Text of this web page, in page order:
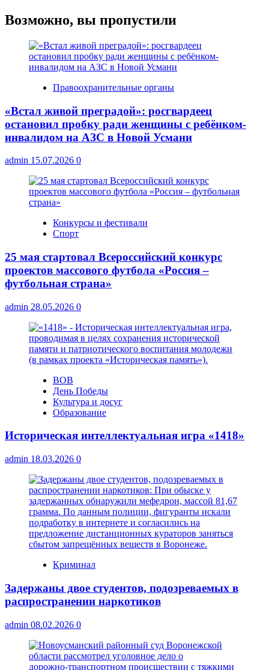
Возможно, вы пропустили
Правоохранительные органы
«Встал живой преградой»: росгвардеец
остановил пробку ради женщины с ребёнком-
инвалидом на АЗС в Новой Усмани
admin 15.07.2026 0
Конкурсы и фестивали
Спорт
25 мая стартовал Всероссийский конкурс
проектов массового футбола «Россия –
футбольная страна»
admin 28.05.2026 0
ВОВ
День Победы
Культура и досуг
Образование
Историческая интеллектуальная игра «1418»
admin 18.03.2026 0
Криминал
Задержаны двое студентов, подозреваемых в
распространении наркотиков
admin 08.02.2026 0